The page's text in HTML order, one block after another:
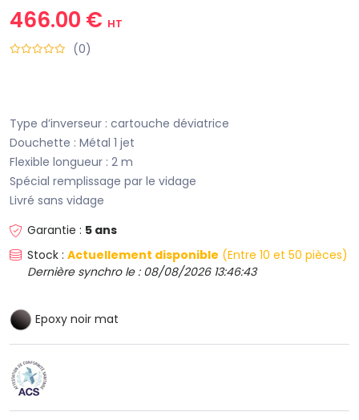
466.00 € HT
(0)
Type d’inverseur : cartouche déviatrice
Douchette : Métal 1 jet
Flexible longueur : 2 m
Spécial remplissage par le vidage
Livré sans vidage
Garantie : 5 ans
Stock : Actuellement disponible (Entre 10 et 50 pièces)
Dernière synchro le : 08/08/2026 13:46:43
Epoxy noir mat